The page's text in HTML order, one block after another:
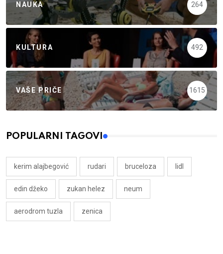
NAUKA 264
KULTURA 492
VAŠE PRIČE 1615
POPULARNI TAGOVI
kerim alajbegović rudari bruceloza lidl
edin džeko zukan helez neum
aerodrom tuzla zenica